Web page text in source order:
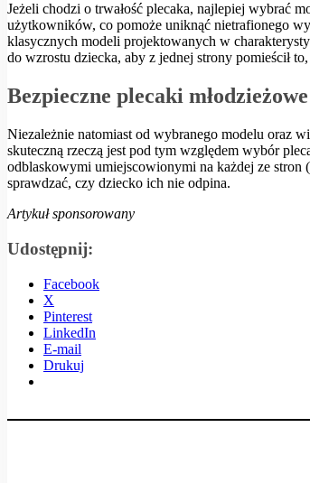
Jeżeli chodzi o trwałość plecaka, najlepiej wybrać
użytkowników, co pomoże uniknąć nietrafionego
klasycznych modeli projektowanych w
do wzrostu dziecka, aby z jednej strony pomieścił
Bezpieczne plecaki młodzieżowe
Niezależnie natomiast od wybranego modelu oraz
skuteczną rzeczą jest pod tym względem wybór
odblaskowymi umiejscowionymi na każdej ze
sprawdzać, czy dziecko ich nie odpina.
Artykuł sponsorowany
Udostępnij:
Facebook
X
Pinterest
LinkedIn
E-mail
Drukuj